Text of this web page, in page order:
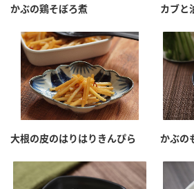
鍋奉行マニュアル
ミツカンのCM
ロングセラー商品 ＋ おすすめレシピ
人気商品 ＋ おすすめレシピ
キッザニア東京「ぽん酢
ミツカン公式通販
業務用サイト ミツカングループについて
かぶの鶏そぼろ煮 カブと
大根の皮のはりはりきんぴら かぶの